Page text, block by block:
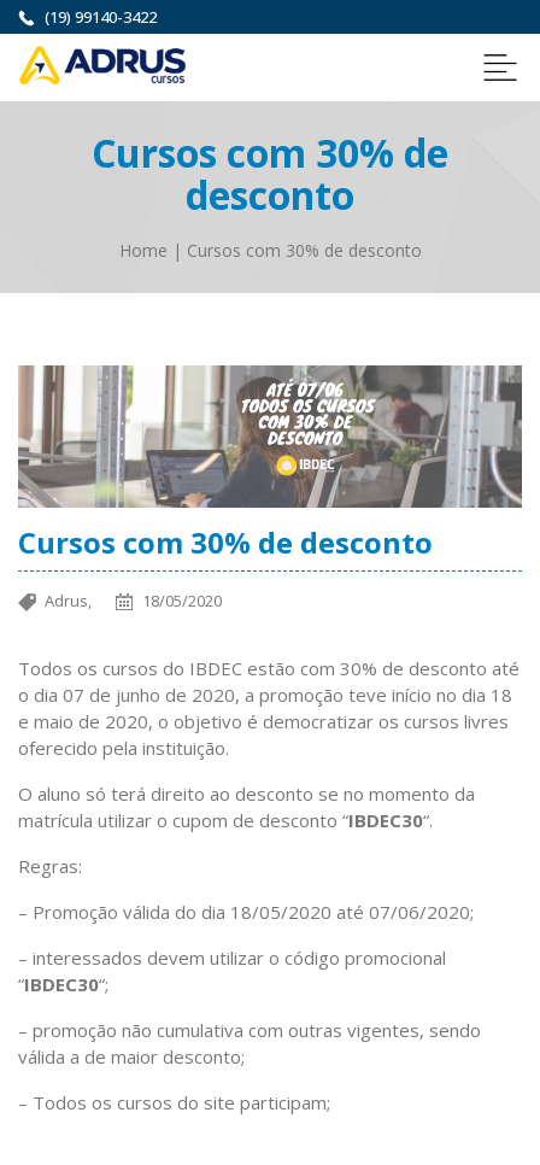
(19) 99140-3422
Cursos com 30% de
desconto
Home | Cursos com 30% de desconto
Cursos com 30% de desconto
Adrus, 18/05/2020
Todos os cursos do IBDEC estão com 30% de desconto até
o dia 07 de junho de 2020, a promoção teve início no dia 18
e maio de 2020, o objetivo é democratizar os cursos livres
oferecido pela instituição.
O aluno só terá direito ao desconto se no momento da
matrícula utilizar o cupom de desconto “IBDEC30“.
Regras:
– Promoção válida do dia 18/05/2020 até 07/06/2020;
– interessados devem utilizar o código promocional
“IBDEC30“;
– promoção não cumulativa com outras vigentes, sendo
válida a de maior desconto;
– Todos os cursos do site participam;